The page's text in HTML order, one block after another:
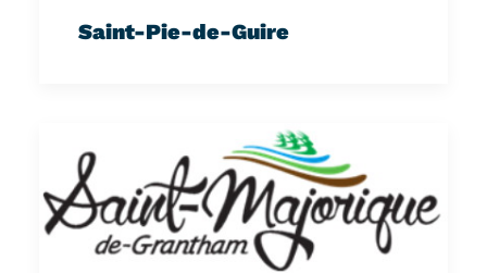
Saint-Pie-de-Guire